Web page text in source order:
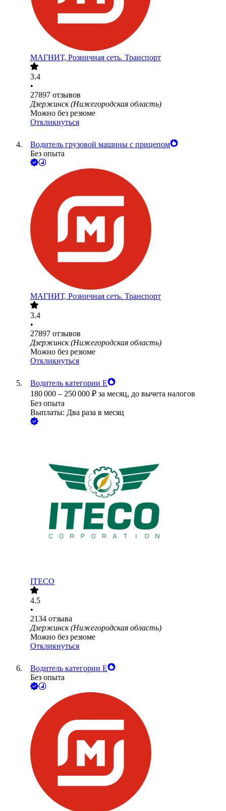
МАГНИТ, Розничная сеть. Транспорт
3.4
•
27897 отзывов
Дзержинск (Нижегородская область)
Можно без резюме
Откликнуться
Водитель грузовой машины с прицепом
Без опыта
МАГНИТ, Розничная сеть. Транспорт
3.4
•
27897 отзывов
Дзержинск (Нижегородская область)
Можно без резюме
Откликнуться
Водитель категории Е
180 000 – 250 000 ₽ за месяц, до вычета налогов
Без опыта
Выплаты: Два раза в месяц
ITECO
4.5
•
2134 отзыва
Дзержинск (Нижегородская область)
Можно без резюме
Откликнуться
Водитель категории Е
Без опыта